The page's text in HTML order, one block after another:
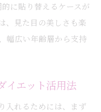
に貼り替えるケースが
、見た目の美しさも楽
幅広い年齢層から支持
イエット活用法
入れるためには、まず